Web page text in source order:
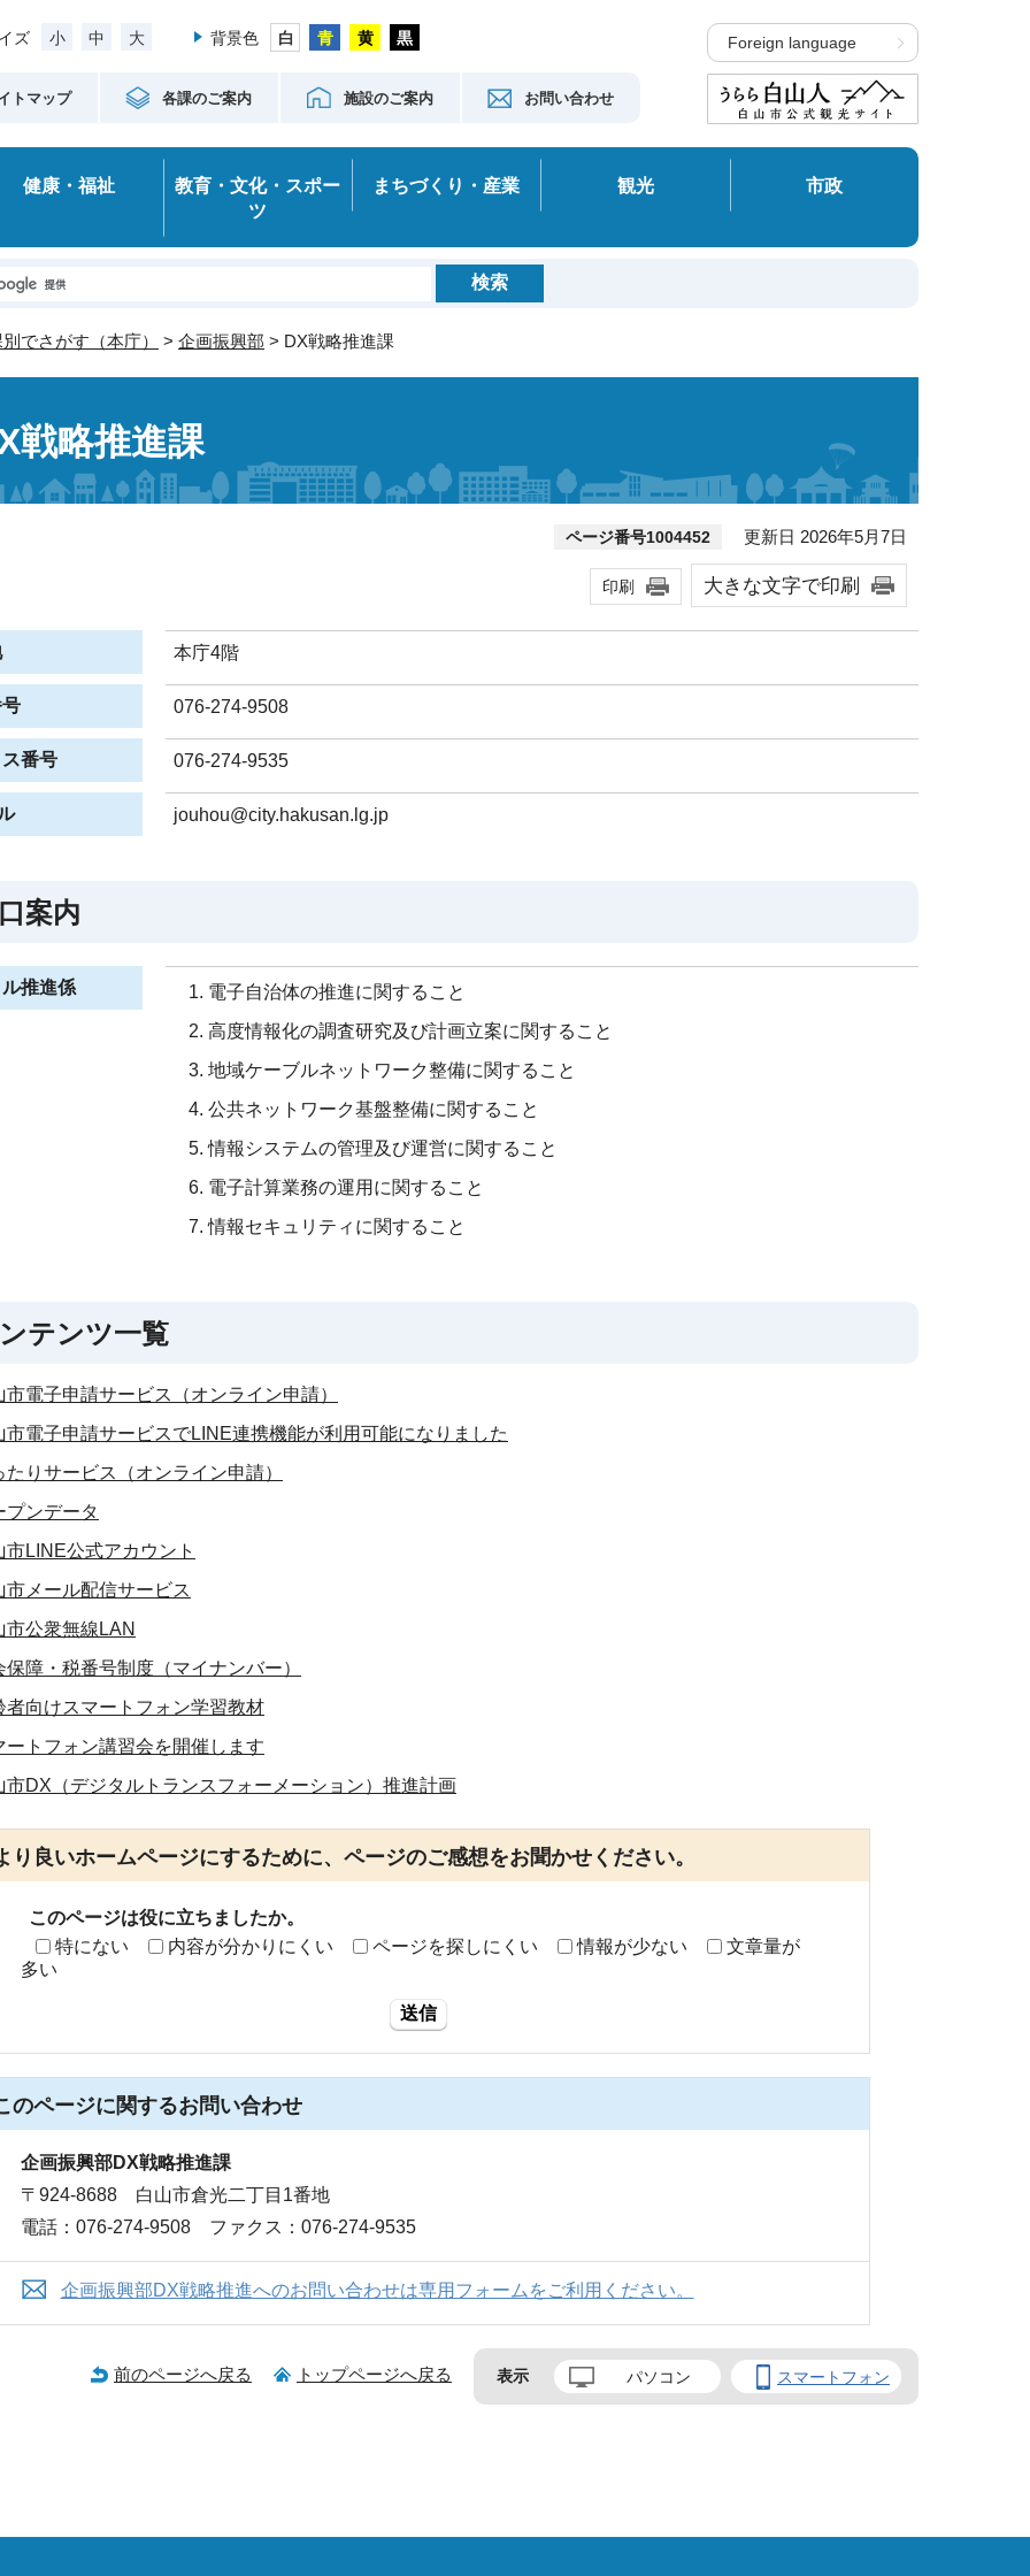
ズ 小 中 大 背景色
トマップ 各課のご案内 施設のご案内 お問い合わせ
Foreign language
健康・福祉
教育・文化・スポー
ツ
まちづくり・産業 観光 市政
でさがす（本庁） > 企画振興部 > DX戦略推進課
戦略推進課
ページ番号1004452 更新日 2026年5月7日
印刷 大きな文字で印刷
本庁4階
076-274-9508
番号 076-274-9535
jouhou@city.hakusan.lg.jp
案内
推進係
電子自治体の推進に関すること
高度情報化の調査研究及び計画立案に関すること
地域ケーブルネットワーク整備に関すること
公共ネットワーク基盤整備に関すること
情報システムの管理及び運営に関すること
電子計算業務の運用に関すること
情報セキュリティに関すること
テンツ一覧
市電子申請サービス（オンライン申請）
市電子申請サービスでLINE連携機能が利用可能になりました
たりサービス（オンライン申請）
プンデータ
市LINE公式アカウント
市メール配信サービス
市公衆無線LAN
保障・税番号制度（マイナンバー）
者向けスマートフォン学習教材
ートフォン講習会を開催します
市DX（デジタルトランスフォーメーション）推進計画
り良いホームページにするために、ページのご感想をお聞かせください。
このページは役に立ちましたか。
特にない
内容が分かりにくい ページを探しにくい 情報が少ない
文章量が
多い
送信
のページに関するお問い合わせ
企画振興部DX戦略推進課
〒924-8688 白山市倉光二丁目1番地
電話：076-274-9508 ファクス：076-274-9535
企画振興部DX戦略推進へのお問い合わせは専用フォームをご利用ください。
前のページへ戻る トップページへ戻る 表示 パソコン スマートフォン